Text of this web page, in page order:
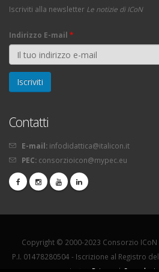
Iscriviti alla newsletter Le notizie di ICoN
Indirizzo E-mail *
Contatti
E-mail: infodidattica@italicon.it
PEC: consorzioicon@mypec.eu
Copyright © 2000-2023 Consorzio
P.I. 01478280504 - Iscrizione al Registro